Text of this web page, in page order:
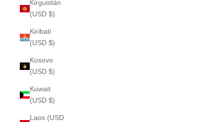
Kirguistán
(USD $)
Kiribati
(USD $)
Kosovo
(USD $)
Kuwait
(USD $)
Laos (USD